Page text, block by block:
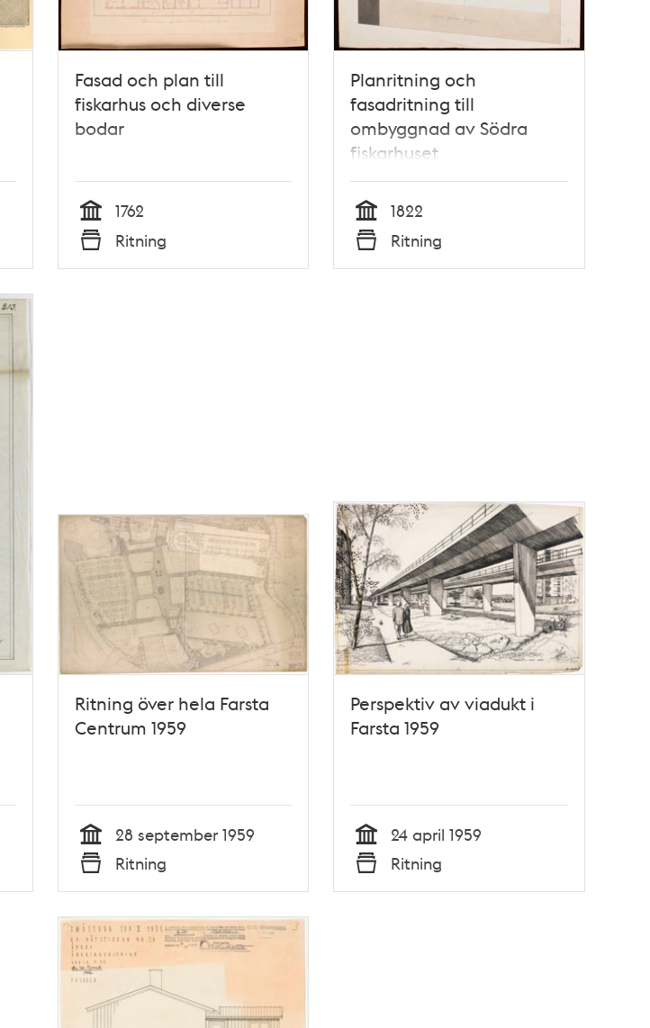
Fasad och plan till
fiskarhus och diverse
bodar
Tid
1762
Typ
Ritning
Planritning och
fasadritning till
ombyggnad av Södra
fiskarhuset
Tid
1822
Typ
Ritning
Ritning över hela Farsta
Centrum 1959
Tid
28 september 1959
Typ
Ritning
Perspektiv av viadukt i
Farsta 1959
Tid
24 april 1959
Typ
Ritning